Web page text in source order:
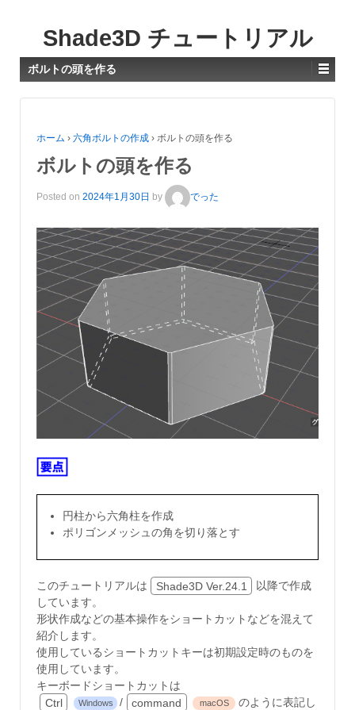
Shade3D チュートリアル
ボルトの頭を作る
ホーム › 六角ボルトの作成 › ボルトの頭を作る
ボルトの頭を作る
Posted on 2024年1月30日 by でった
円柱から六角柱を作成
ポリゴンメッシュの角を切り落とす
このチュートリアルは Shade3D Ver.24.1
以降で作成
しています。
形状作成などの基本操作をショートカットなどを混えて
紹介します。
使用しているショートカットキーは初期設定時のものを
使用しています。
キーボードショートカットは
Ctrl
Windows / command macOS
のように表記し